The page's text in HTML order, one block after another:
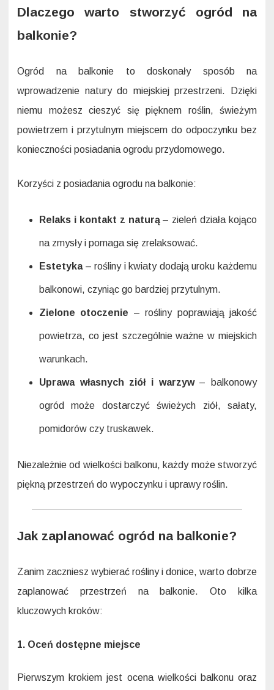
Dlaczego warto stworzyć ogród na
balkonie?
Ogród na balkonie to doskonały sposób na
wprowadzenie natury do miejskiej przestrzeni. Dzięki
niemu możesz cieszyć się pięknem roślin, świeżym
powietrzem i przytulnym miejscem do odpoczynku bez
konieczności posiadania ogrodu przydomowego.
Korzyści z posiadania ogrodu na balkonie:
Relaks i kontakt z naturą– zieleń działa kojąco
na zmysły i pomaga się zrelaksować.
Estetyka– rośliny i kwiaty dodają uroku każdemu
balkonowi, czyniąc go bardziej przytulnym.
Zielone otoczenie – rośliny poprawiają jakość
powietrza, co jest szczególnie ważne w miejskich
warunkach.
Uprawa własnych ziół i warzyw– balkonowy
ogród może dostarczyć świeżych ziół, sałaty,
pomidorów czy truskawek.
Niezależnie od wielkości balkonu, każdy może stworzyć
piękną przestrzeń do wypoczynku i uprawy roślin.
Jak zaplanować ogród na balkonie?
Zanim zaczniesz wybierać rośliny i donice, warto dobrze
zaplanować przestrzeń na balkonie. Oto kilka
kluczowych kroków:
1. Oceń dostępne miejsce
Pierwszym krokiem jest ocena wielkości balkonu oraz